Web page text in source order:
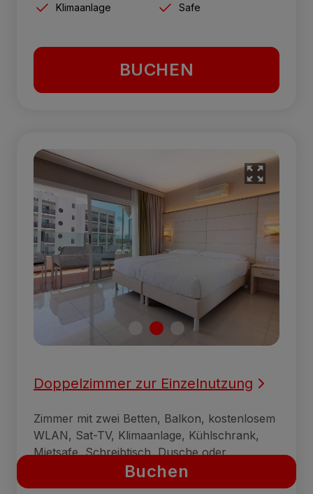
Buchen
Klimaanlage
Safe
BUCHEN
Doppelzimmer zur Einzelnutzung
Zimmer mit zwei Betten, Balkon, kostenlosem
WLAN, Sat-TV, Klimaanlage, Kühlschrank,
Mietsafe, Schreibtisch, Dusche oder
Badewanne und Kühlschrank.